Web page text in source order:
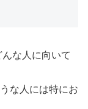
んな人に向いて
な人には特にお